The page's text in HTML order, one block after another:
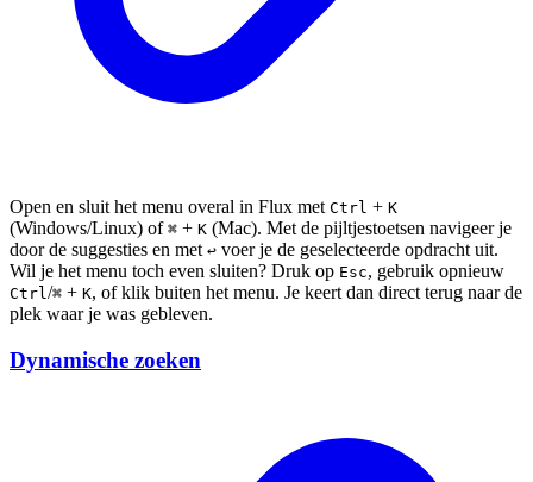
Open en sluit het menu overal in Flux met Ctrl + K
(Windows/Linux) of ⌘ + K (Mac). Met de pijltjestoetsen navigeer je
door de suggesties en met ↩︎ voer je de geselecteerde opdracht uit.
Wil je het menu toch even sluiten? Druk op Esc, gebruik opnieuw
Ctrl/⌘ + K, of klik buiten het menu. Je keert dan direct terug naar de
plek waar je was gebleven.
Dynamische zoeken